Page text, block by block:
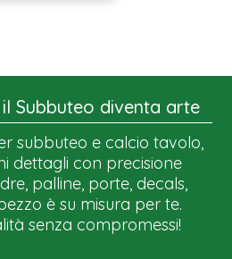
Subbuteo diventa arte
subbuteo e calcio tavolo,
dettagli con precisione
palline, porte, decals,
è su misura per te.
senza compromessi!